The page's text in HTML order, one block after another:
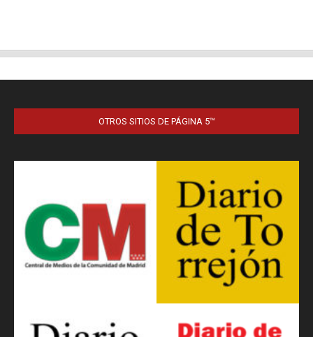
OTROS SITIOS DE PÁGINA 5™